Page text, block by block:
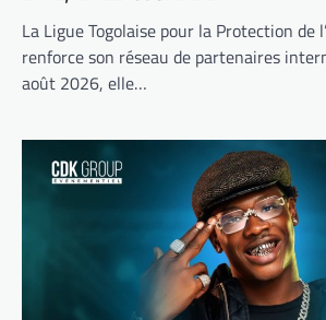
La Ligue Togolaise pour la Protection de
renforce son réseau de partenaires
août 2026, elle…